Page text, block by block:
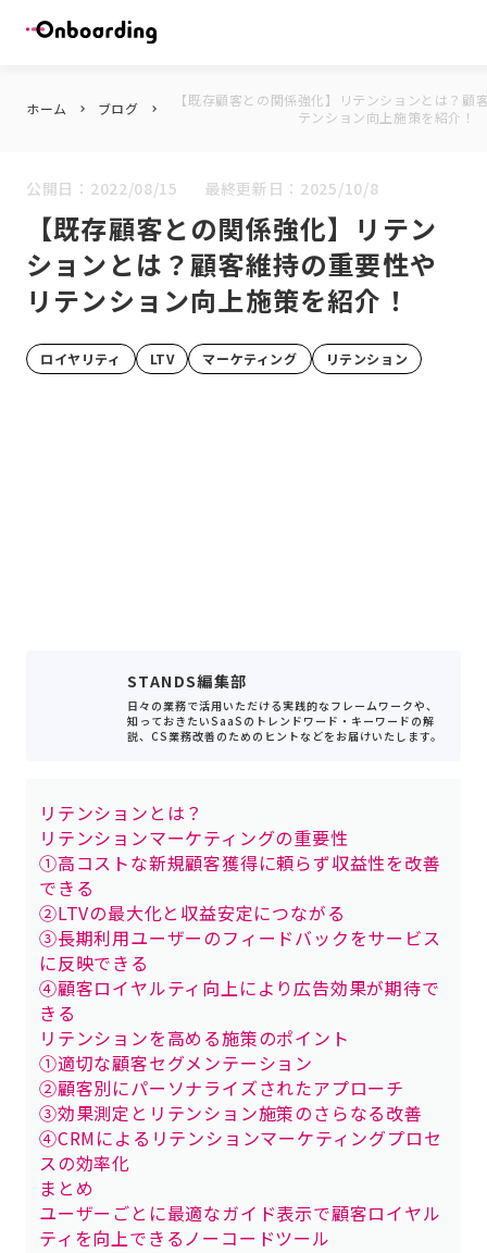
ホーム keyboard_arrow_right ブログ keyboard_arrow_right
【既存顧客との関係強化】リテンションとは？顧
テンション向上施策を紹介！
公開日： 2022/08/15 最終更新日： 2025/10/8
【既存顧客との関係強化】リテン
ションとは？顧客維持の重要性や
リテンション向上施策を紹介！
ロイヤリティ LTV マーケティング リテンション
STANDS編集部
日々の業務で活用いただける実践的なフレームワークや、
知っておきたいSaaSのトレンドワード・キーワードの解
説、CS業務改善のためのヒントなどをお届けいたします。
リテンションとは？
リテンションマーケティングの重要性
①高コストな新規顧客獲得に頼らず収益性を改善
できる
②LTVの最大化と収益安定につながる
③長期利用ユーザーのフィードバックをサービス
に反映できる
④顧客ロイヤルティ向上により広告効果が期待で
きる
リテンションを高める施策のポイント
①適切な顧客セグメンテーション
②顧客別にパーソナライズされたアプローチ
③効果測定とリテンション施策のさらなる改善
④CRMによるリテンションマーケティングプロセ
スの効率化
まとめ
ユーザーごとに最適なガイド表示で顧客ロイヤル
ティを向上できるノーコードツール